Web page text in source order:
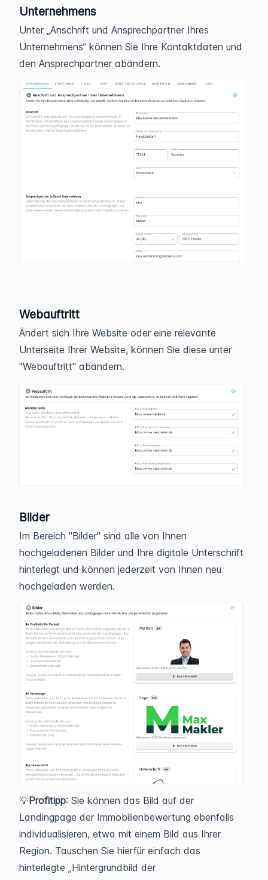
Unternehmens
Unter „Anschrift und Ansprechpartner Ihres
Unternehmens“ können Sie Ihre Kontaktdaten und
den Ansprechpartner abändern.
Webauftritt
Ändert sich Ihre Website oder eine relevante
Unterseite Ihrer Website, können Sie diese unter
"Webauftritt" abändern.
Bilder
Im Bereich "Bilder" sind alle von Ihnen
hochgeladenen Bilder und Ihre digitale Unterschrift
hinterlegt und können jederzeit von Ihnen neu
hochgeladen werden.
💡Profitipp: Sie können das Bild auf der
Landingpage der Immobilienbewertung ebenfalls
individualisieren, etwa mit einem Bild aus Ihrer
Region. Tauschen Sie hierfür einfach das
hinterlegte „Hintergrundbild der